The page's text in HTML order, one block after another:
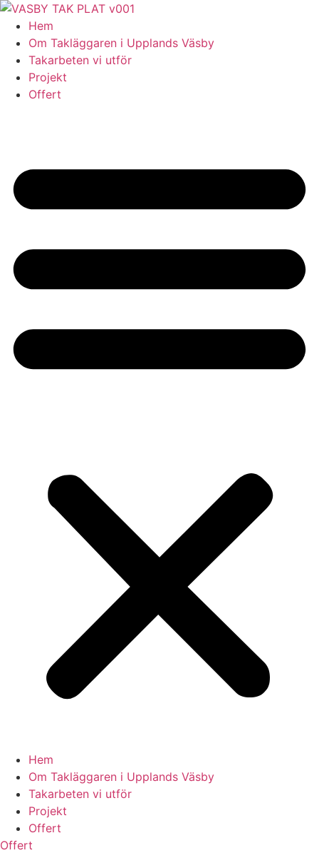
Skip
content
Hem
Om Takläggaren i Upplands Väsby
Takarbeten vi utför
Projekt
Offert
Hem
Om Takläggaren i Upplands Väsby
Takarbeten vi utför
Projekt
Offert
Offert